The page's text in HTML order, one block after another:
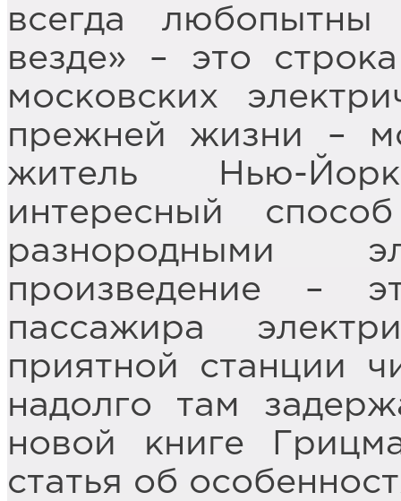
всегда
везде» – это
московских
прежней жизни –
житель Нью-
интересный
разнородными
произведение –
пассажира
приятной станции
надолго там
новой книге
статья об